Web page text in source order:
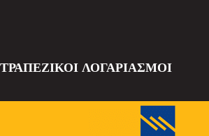
ΤΡΑΠΕΖΙΚΟΙ ΛΟΓΑΡΙΑΣΜΟΙ